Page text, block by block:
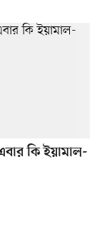
কি ইয়ামাল-